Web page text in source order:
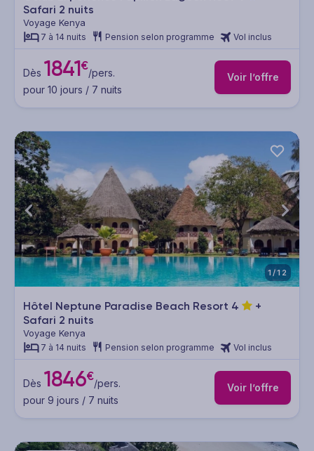
Safari 2 nuits
Voyage Kenya
7 à 14 nuits Pension selon programme Vol inclus
Dès 1841€/pers.
pour 10 jours / 7 nuits
Voir l’offre
1/12
Hôtel Neptune Paradise Beach Resort 4
+
Safari 2 nuits
Voyage Kenya
7 à 14 nuits Pension selon programme Vol inclus
Dès 1846€/pers.
pour 9 jours / 7 nuits
Voir l’offre